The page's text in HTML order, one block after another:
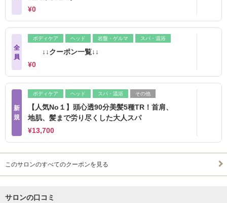
¥0
全
員
ボディケア ヘッド 岩盤・ゲルマ スパ・温浴
↓↓クーポン一覧↓↓
¥0
新
規
ボディケア ヘッド スパ・温浴 その他
【人気No１】頭心透90分美髪5種TR！首肩、
地肌、髪まで労り尽くした大人スパ
¥13,700
このサロンのすべてのクーポンを見る
サロンの口コミ